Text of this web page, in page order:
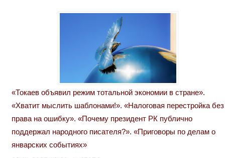
«Токаев объявил режим тотальной экономии в стране».
«Хватит мыслить шаблонами!». «Налоговая перестройка без
права на ошибку». «Почему президент РК публично
поддержал народного писателя?». «Приговоры по делам о
январских событиях»